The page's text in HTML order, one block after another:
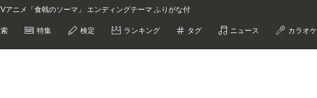
アニメ「食戟のソーマ」 エンディングテーマ ふりがな付
特集 検定 ランキング タグ ニュース カラオケ